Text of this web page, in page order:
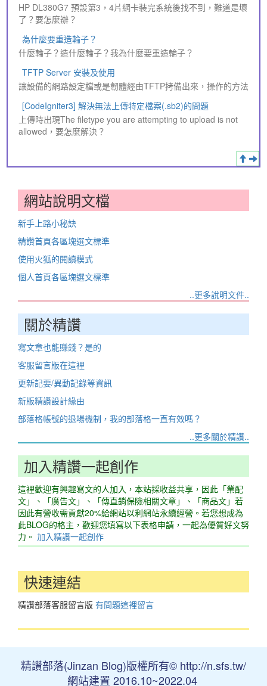
HP DL380G7 預設第3，4片網卡裝完系統後找不到，難道是壞
了？要怎麼辦？
為什麼要重造輪子？
什麼輪子？造什麼輪子？我為什麼要重造輪子？
TFTP Server 安裝及使用
讓設備的網路設定檔或是韌體經由TFTP拷備出來，操作的方法
[CodeIgniter3] 解決無法上傳特定檔案(.sb2)的問題
上傳時出現The filetype you are attempting to upload is not
allowed，要怎麼解決？
網站說明文檔
新手上路小秘訣
精讚首頁各區塊選文標準
使用火狐的閱讀模式
個人首頁各區塊選文標準
..更多說明文件..
關於精讚
寫文章也能賺錢？是的
客服留言版在這裡
更新記要/異動記錄等資訊
新版精讚設計緣由
部落格帳號的退場機制，我的部落格一直有效嗎？
..更多關於精讚..
加入精讚一起創作
這裡歡迎有興趣寫文的人加入，本站採收益共享，因此「業配
文」、「廣告文」、「傳直銷保險相關文章」、「商品文」若
因此有營收需貢獻20%給網站以利網站永續經營。若您想成為
此BLOG的格主，歡迎您填寫以下表格申請，一起為優質好文努
力。 加入精讚一起創作
快速連結
精讚部落客服留言版 有問題這裡留言
精讚部落(Jinzan Blog)版權所有© http://n.sfs.tw/
網站建置 2016.10~2022.04